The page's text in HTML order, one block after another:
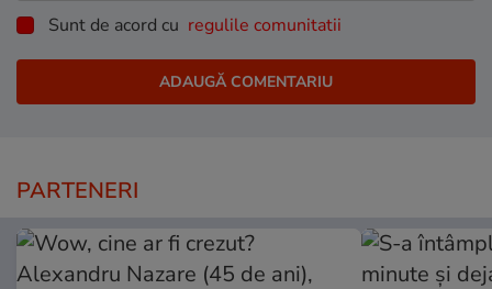
Sunt de acord cu regulile comunitatii
PARTENERI